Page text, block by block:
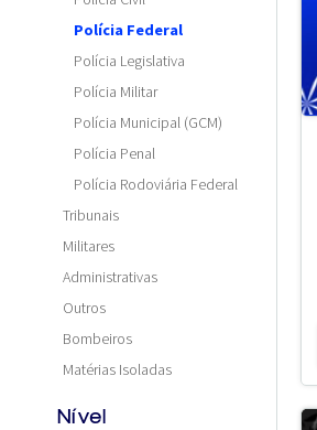
Polícia Federal
Polícia Legislativa
Polícia Militar
Polícia Municipal (GCM)
Polícia Penal
Polícia Rodoviária Federal
Tribunais
Militares
Administrativas
Outros
Bombeiros
Matérias Isoladas
Nível